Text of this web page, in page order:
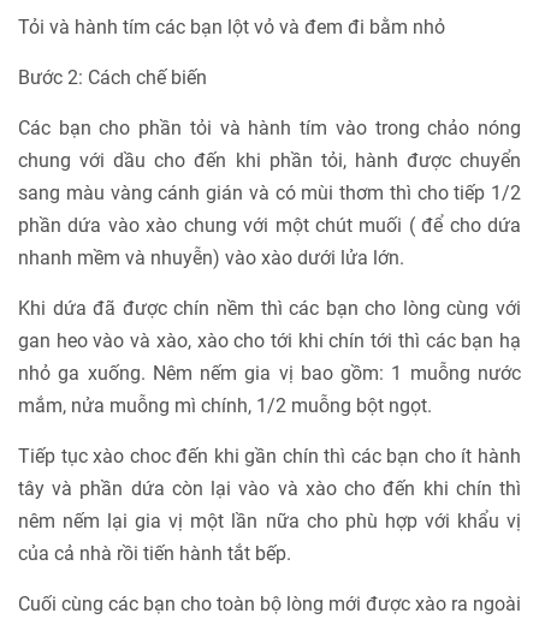
Tỏi và hành tím các bạn lột vỏ và đem đi bằm nhỏ
Bước 2: Cách chế biến
Các bạn cho phần tỏi và hành tím vào trong chảo nóng
chung với dầu cho đến khi phần tỏi, hành được chuyển
sang màu vàng cánh gián và có mùi thơm thì cho tiếp 1/2
phần dứa vào xào chung với một chút muối ( để cho dứa
nhanh mềm và nhuyễn) vào xào dưới lửa lớn.
Khi dứa đã được chín nềm thì các bạn cho lòng cùng với
gan heo vào và xào, xào cho tới khi chín tới thì các bạn hạ
nhỏ ga xuống. Nêm nếm gia vị bao gồm: 1 muỗng nước
mắm, nửa muỗng mì chính, 1/2 muỗng bột ngọt.
Tiếp tục xào choc đến khi gần chín thì các bạn cho ít hành
tây và phần dứa còn lại vào và xào cho đến khi chín thì
nêm nếm lại gia vị một lần nữa cho phù hợp với khẩu vị
của cả nhà rồi tiến hành tắt bếp.
Cuối cùng các bạn cho toàn bộ lòng mới được xào ra ngoài